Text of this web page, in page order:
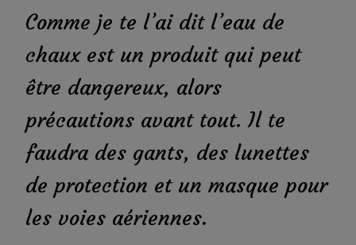
Comme je te l’ai dit l’eau de
chaux est un produit qui peut
être dangereux, alors
précautions avant tout. Il te
faudra des gants, des lunettes
de protection et un masque pour
les voies aériennes.